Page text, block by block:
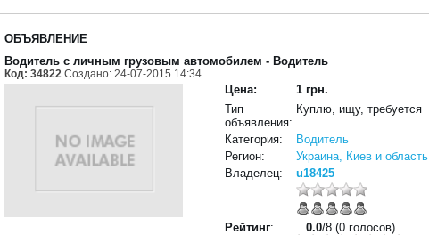
ОБЪЯВЛЕНИЕ
Водитель с личным грузовым автомобилем - Водитель
Код:34822 Создано: 24-07-2015 14:34
Цена:
1 грн.
Тип
объявления:
Куплю, ищу, требуется
Категория:
Водитель
Регион:
Украина, Киев и область
Владелец:
u18425
Рейтинг: 0.0/8 (0 голосов)